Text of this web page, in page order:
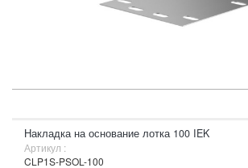
Накладка на основание лотка 100 IEK
Артикул :
CLP1S-PSOL-100